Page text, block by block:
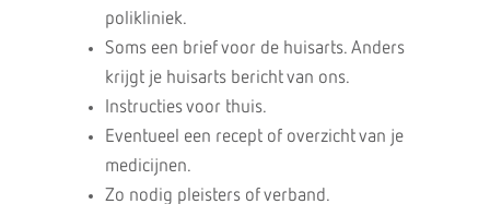
polikliniek.
Soms een brief voor de huisarts. Anders
krijgt je huisarts bericht van ons.
Instructies voor thuis.
Eventueel een recept of overzicht van je
medicijnen.
Zo nodig pleisters of verband.